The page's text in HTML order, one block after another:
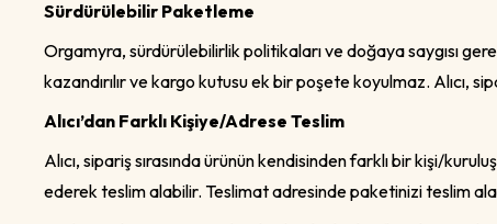
Sürdürülebilir Paketleme
Orgamyra, sürdürülebilirlik politikaları ve doğaya saygısı
kazandırılır ve kargo kutusu ek bir poşete koyulmaz. Alıcı,
Alıcı’dan Farklı Kişiye/Adrese Teslim
Alıcı, sipariş sırasında ürünün kendisinden farklı bir kişi/
ederek teslim alabilir. Teslimat adresinde paketinizi teslim